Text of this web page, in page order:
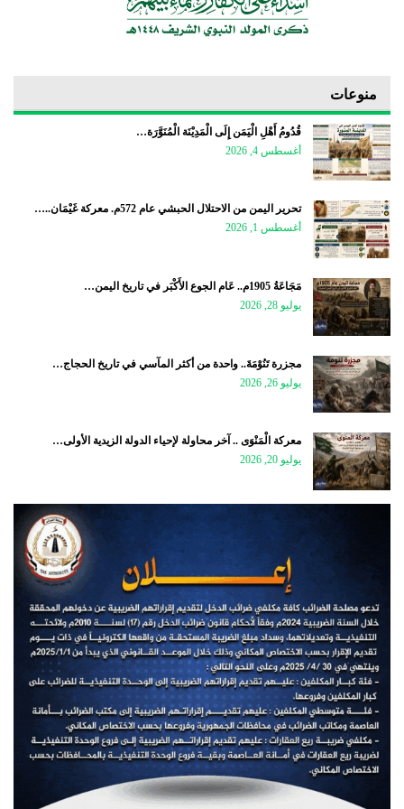
منوعات
قُدُومُ أَهْلِ الْيَمَن إِلَى الْمَدِيْنَة الْمُنَوَّرَة…
أغسطس 4, 2026
تحرير اليمن من الاحتلال الحبشي عام 572م. معركة غَيْمَان..…
أغسطس 1, 2026
مَجَاعَةُ 1905م.. عَام الجوع الأَكْبَر في تاريخ اليمن…
يوليو 28, 2026
مجزرة تَنُوْمَةَ.. واحدة من أكثر المآسي في تاريخ الحجاج…
يوليو 26, 2026
معركة الْمَنْوَى .. آخر محاولة لإحياء الدولة الزيدية الأولى…
يوليو 20, 2026